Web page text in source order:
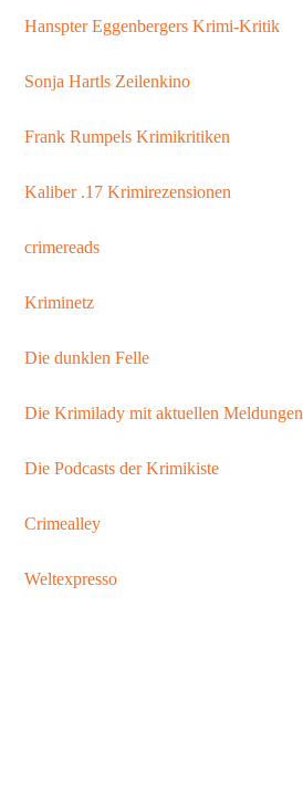
Hanspter Eggenbergers Krimi-Kritik
Sonja Hartls Zeilenkino
Frank Rumpels Krimikritiken
Kaliber .17 Krimirezensionen
crimereads
Kriminetz
Die dunklen Felle
Die Krimilady mit aktuellen Meldungen
Die Podcasts der Krimikiste
Crimealley
Weltexpresso